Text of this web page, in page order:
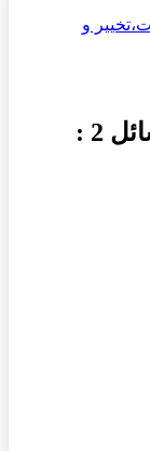
خرید کتاب ترجمه و شرح رسائل 2 :